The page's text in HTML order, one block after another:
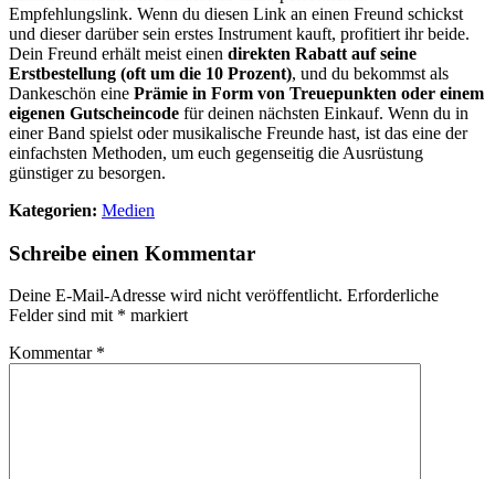
Empfehlungslink. Wenn du diesen Link an einen Freund schickst
und dieser darüber sein erstes Instrument kauft, profitiert ihr beide.
Dein Freund erhält meist einen direkten Rabatt auf seine
Erstbestellung (oft um die 10 Prozent), und du bekommst als
Dankeschön eine Prämie in Form von Treuepunkten oder einem
eigenen Gutscheincode für deinen nächsten Einkauf. Wenn du in
einer Band spielst oder musikalische Freunde hast, ist das eine der
einfachsten Methoden, um euch gegenseitig die Ausrüstung
günstiger zu besorgen.
Kategorien: Medien
Schreibe einen Kommentar
Deine E-Mail-Adresse wird nicht veröffentlicht. Erforderliche
Felder sind mit * markiert
Kommentar *